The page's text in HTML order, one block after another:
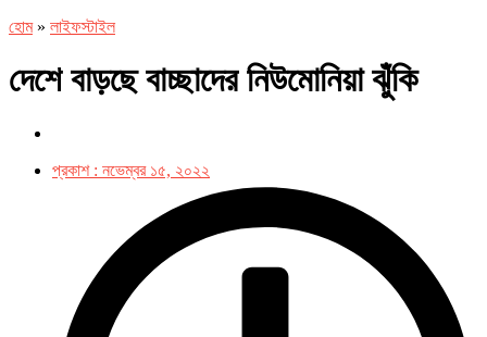
হোম» লাইফস্টাইল
দেশে বাড়ছে বাচ্ছাদের নিউমোনিয়া ঝুঁকি
প্রকাশ : নভেম্বর ১৫, ২০২২